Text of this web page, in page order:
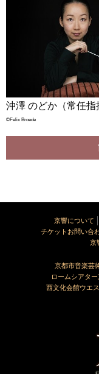
沖澤 のどか（常任指
©Felix Broede
京響について
チケットお問い合
京
京都市音楽芸
ロームシアター
西文化会館ウエ